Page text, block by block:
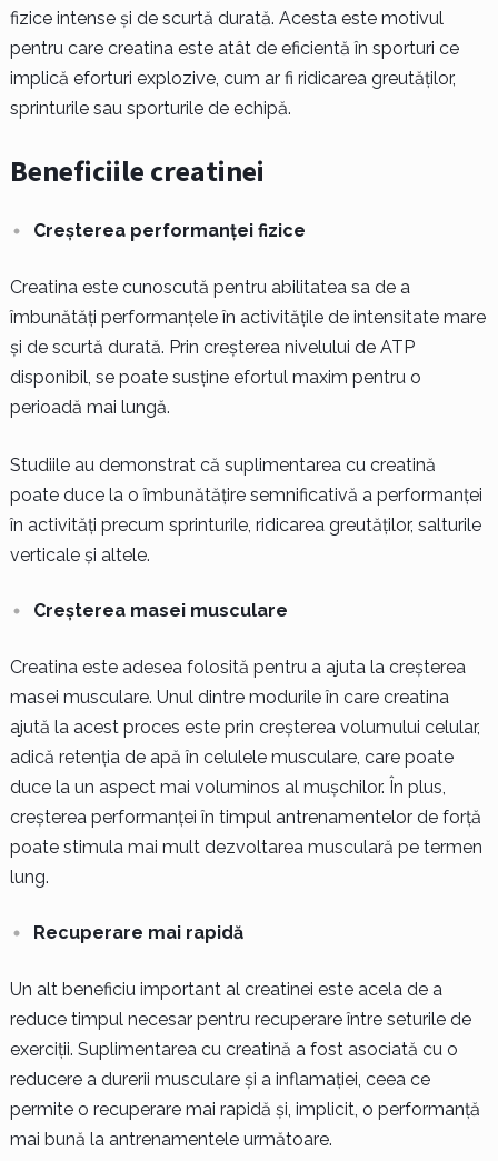
fizice intense și de scurtă durată. Acesta este motivul
pentru care creatina este atât de eficientă în sporturi ce
implică eforturi explozive, cum ar fi ridicarea greutăților,
sprinturile sau sporturile de echipă.
Beneficiile creatinei
Creșterea performanței fizice
Creatina este cunoscută pentru abilitatea sa de a
îmbunătăți performanțele în activitățile de intensitate mare
și de scurtă durată. Prin creșterea nivelului de ATP
disponibil, se poate susține efortul maxim pentru o
perioadă mai lungă.
Studiile au demonstrat că suplimentarea cu creatină
poate duce la o îmbunătățire semnificativă a performanței
în activități precum sprinturile, ridicarea greutăților, salturile
verticale și altele.
Creșterea masei musculare
Creatina este adesea folosită pentru a ajuta la creșterea
masei musculare. Unul dintre modurile în care creatina
ajută la acest proces este prin creșterea volumului celular,
adică retenția de apă în celulele musculare, care poate
duce la un aspect mai voluminos al mușchilor. În plus,
creșterea performanței în timpul antrenamentelor de forță
poate stimula mai mult dezvoltarea musculară pe termen
lung.
Recuperare mai rapidă
Un alt beneficiu important al creatinei este acela de a
reduce timpul necesar pentru recuperare între seturile de
exerciții. Suplimentarea cu creatină a fost asociată cu o
reducere a durerii musculare și a inflamației, ceea ce
permite o recuperare mai rapidă și, implicit, o performanță
mai bună la antrenamentele următoare.